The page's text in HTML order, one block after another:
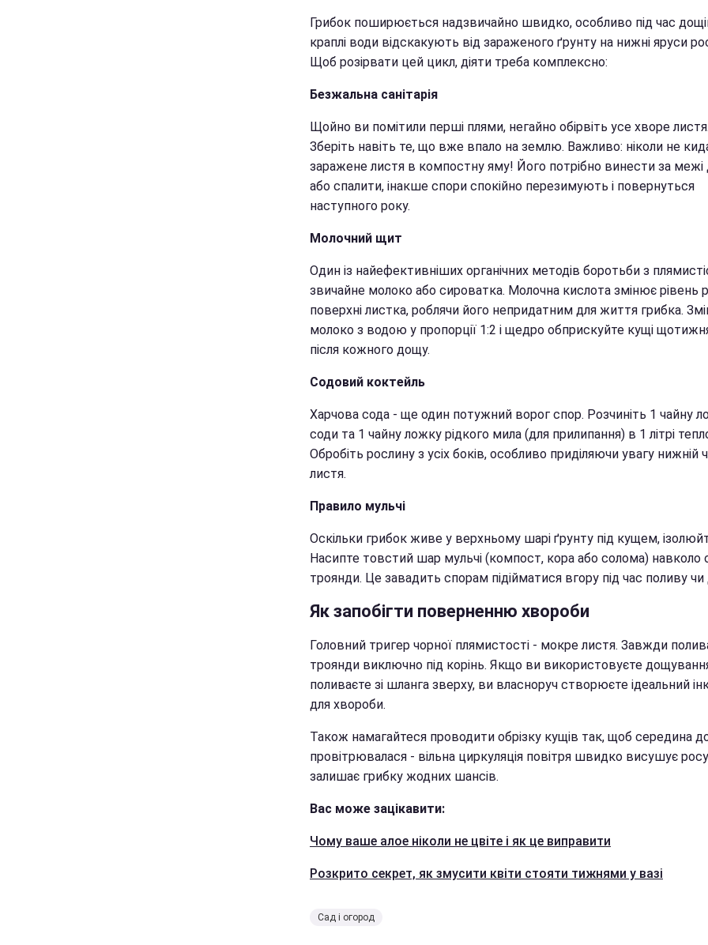
Грибок поширюється надзвичайно швидко, особливо під час
краплі води відскакують від зараженого ґрунту на нижні яруси
Щоб розірвати цей цикл, діяти треба комплексно:
Безжальна санітарія
Щойно ви помітили перші плями, негайно обірвіть усе хворе листя.
Зберіть навіть те, що вже впало на землю. Важливо: ніколи не
заражене листя в компостну яму! Його потрібно винести за межі
або спалити, інакше спори спокійно перезимують і повернуться
наступного року.
Молочний щит
Один із найефективніших органічних методів боротьби з
звичайне молоко або сироватка. Молочна кислота змінює рівень
поверхні листка, роблячи його непридатним для життя грибка.
молоко з водою у пропорції 1:2 і щедро обприскуйте кущі
після кожного дощу.
Содовий коктейль
Харчова сода - ще один потужний ворог спор. Розчиніть 1 чайну
соди та 1 чайну ложку рідкого мила (для прилипання) в 1 літрі
Обробіть рослину з усіх боків, особливо приділяючи увагу нижній
листя.
Правило мульчі
Оскільки грибок живе у верхньому шарі ґрунту під кущем,
Насипте товстий шар мульчі (компост, кора або солома) навколо
троянди. Це завадить спорам підійматися вгору під час поливу
Як запобігти поверненню хвороби
Головний тригер чорної плямистості - мокре листя. Завжди
троянди виключно під корінь. Якщо ви використовуєте
поливаєте зі шланга зверху, ви власноруч створюєте ідеальний
для хвороби.
Також намагайтеся проводити обрізку кущів так, щоб середина
провітрювалася - вільна циркуляція повітря швидко висушує
залишає грибку жодних шансів.
Вас може зацікавити:
Чому ваше алое ніколи не цвіте і як це виправити
Розкрито секрет, як змусити квіти стояти тижнями у вазі
Сад і огород